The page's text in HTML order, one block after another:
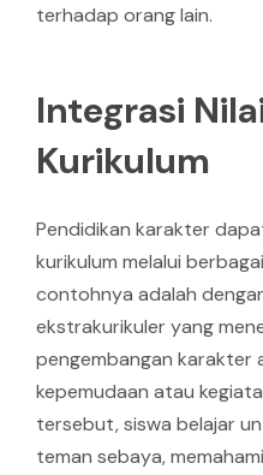
terhadap orang lain.
Integrasi
Kurikulum
Pendidikan karakter
kurikulum melalui
contohnya adalah
ekstrakurikuler yang
pengembangan karakter
kepemudaan atau
tersebut, siswa belajar
teman sebaya,